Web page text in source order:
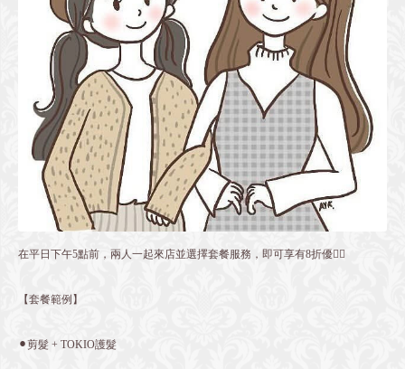
在平日下午5點前，兩人一起來店並選擇套餐服務，即可享有8折優❤️‍🔥
【套餐範例】
⚫︎剪髮 + TOKIO護髮